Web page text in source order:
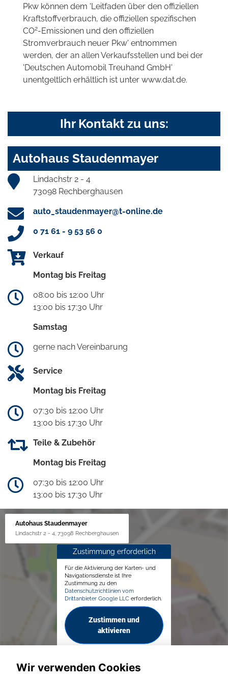
Pkw können dem 'Leitfaden über den offiziellen
Kraftstoffverbrauch, die offiziellen spezifischen
CO2-Emissionen und den offiziellen
Stromverbrauch neuer Pkw' entnommen
werden, der an allen Verkaufsstellen und bei der
'Deutschen Automobil Treuhand GmbH'
unentgeltlich erhältlich ist unter www.dat.de.
Ihr Kontakt zu uns:
Autohaus Staudenmayer
Lindachstr 2 - 4
73098 Rechberghausen
auto_staudenmayer@t-online.de
0 71 61 - 9 53 56 0
Verkauf
Montag bis Freitag
08:00 bis 12:00 Uhr
13:00 bis 17:30 Uhr
Samstag
gerne nach Vereinbarung
Service
Montag bis Freitag
07:30 bis 12:00 Uhr
13:00 bis 17:30 Uhr
Teile & Zubehör
Montag bis Freitag
07:30 bis 12:00 Uhr
13:00 bis 17:30 Uhr
Autohaus Staudenmayer
Lindachstr 2 - 4, 73098 Rechberghausen
Zustimmung erforderlich
Für die Aktivierung der Karten- und
Navigationsdienste ist Ihre
Zustimmung zu den
Datenschutzrichtlinien vom
Drittanbieter Google LLC erforderlich.
Zustimmen und
aktivieren
Wir verwenden Cookies